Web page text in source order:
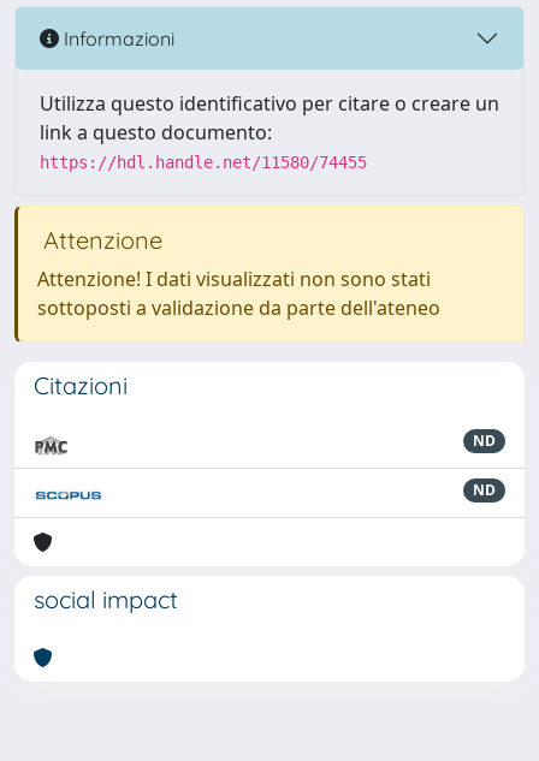
Informazioni
Utilizza questo identificativo per citare o creare un
link a questo documento:
https://hdl.handle.net/11580/74455
Attenzione
Attenzione! I dati visualizzati non sono stati
sottoposti a validazione da parte dell'ateneo
Citazioni
ND
ND
social impact